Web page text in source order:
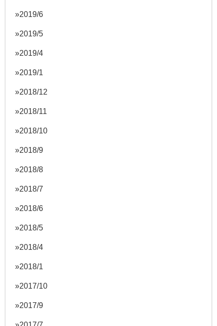
2019/6
2019/5
2019/4
2019/1
2018/12
2018/11
2018/10
2018/9
2018/8
2018/7
2018/6
2018/5
2018/4
2018/1
2017/10
2017/9